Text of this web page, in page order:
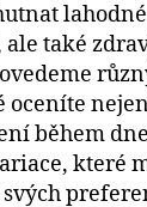
také
oceníte
během
které